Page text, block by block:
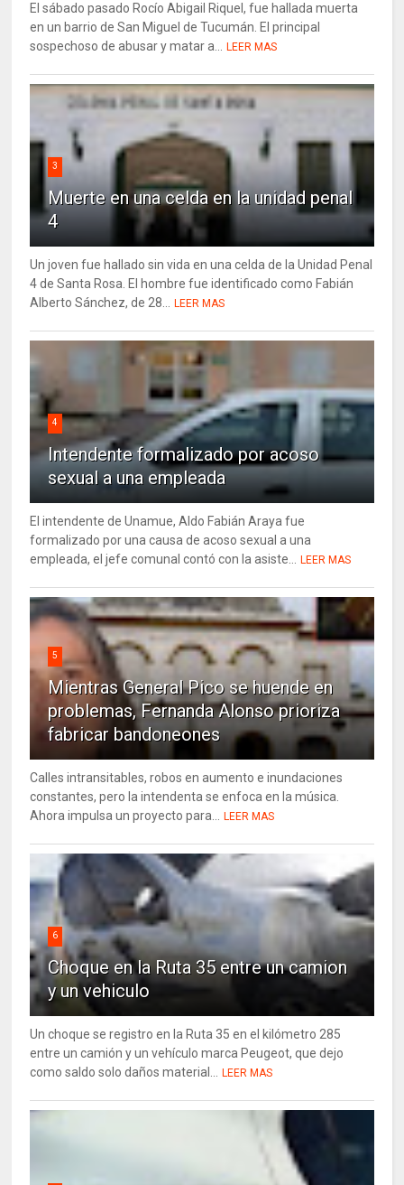
El sábado pasado Rocío Abigail Riquel, fue hallada muerta
en un barrio de San Miguel de Tucumán. El principal
sospechoso de abusar y matar a...
LEER MAS
3
Muerte en una celda en la unidad penal
4
Un joven fue hallado sin vida en una celda de la Unidad Penal
4 de Santa Rosa. El hombre fue identificado como Fabián
Alberto Sánchez, de 28...
LEER MAS
4
Intendente formalizado por acoso
sexual a una empleada
El intendente de Unamue, Aldo Fabián Araya fue
formalizado por una causa de acoso sexual a una
empleada, el jefe comunal contó con la asiste...
LEER MAS
5
Mientras General Pico se huende en
problemas, Fernanda Alonso prioriza
fabricar bandoneones
Calles intransitables, robos en aumento e inundaciones
constantes, pero la intendenta se enfoca en la música.
Ahora impulsa un proyecto para...
LEER MAS
6
Choque en la Ruta 35 entre un camion
y un vehiculo
Un choque se registro en la Ruta 35 en el kilómetro 285
entre un camión y un vehículo marca Peugeot, que dejo
como saldo solo daños material...
LEER MAS